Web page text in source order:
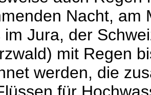
Nacht, am
im Jura, der
mit Regen
werden, die